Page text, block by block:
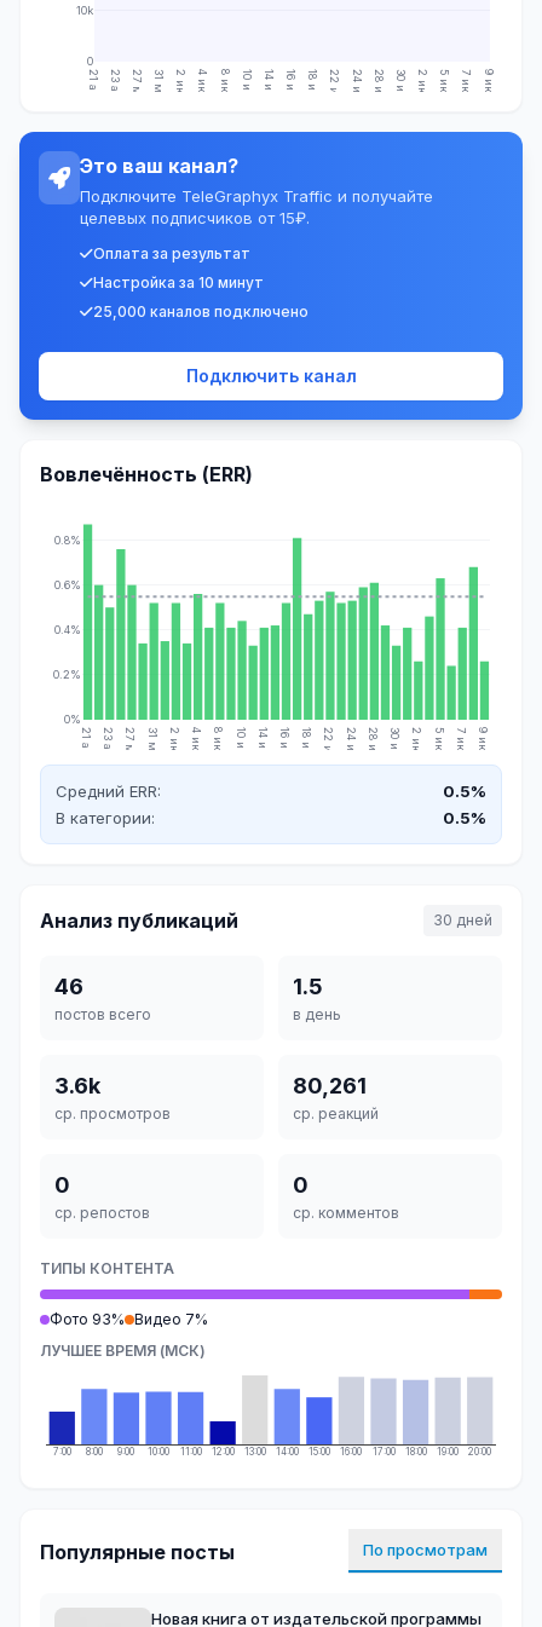
21 апр. 23 апр. 27 мая 31 мая 2 июн. 4 июн. 8 июн. 10 июн. 14 июн. 16 июн. 18 июн. 22 июн. 24 июн. 28 июн. 30 июн. 2 июл. 5 июл. 7 июл. 9 июл.
0
10k
Это ваш канал?
Подключите TeleGraphyx Traffic и получайте
целевых подписчиков от 15₽.
Оплата за результат
Настройка за 10 минут
25,000 каналов подключено
Подключить канал
Вовлечённость (ERR)
21 апр. 23 апр. 27 мая 31 мая 2 июн. 4 июн. 8 июн. 10 июн. 14 июн. 16 июн. 18 июн. 22 июн. 24 июн. 28 июн. 30 июн. 2 июл. 5 июл. 7 июл. 9 июл.
0%
0.2%
0.4%
0.6%
0.8%
Средний ERR:
0.5%
В категории:
0.5%
Анализ публикаций 30 дней
46
постов всего
1.5
в день
3.6k
ср. просмотров
80,261
ср. реакций
0
ср. репостов
0
ср. комментов
ТИПЫ КОНТЕНТА
Фото 93% Видео 7%
ЛУЧШЕЕ ВРЕМЯ (МСК)
7:00 8:00 9:00 10:00 11:00 12:00 13:00 14:00 15:00 16:00 17:00 18:00 19:00 20:00
Популярные посты По просмотрам
Новая книга от издательской программы